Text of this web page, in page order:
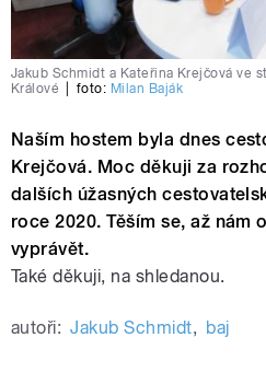
Jakub Schmidt a Kateřina Krejčová ve
Králové
foto: Milan Baják
Naším hostem byla dnes
Krejčová. Moc děkuji za
dalších úžasných
roce 2020. Těším se, až nám
vyprávět.
Také děkuji, na shledanou.
autoři: Jakub Schmidt, baj